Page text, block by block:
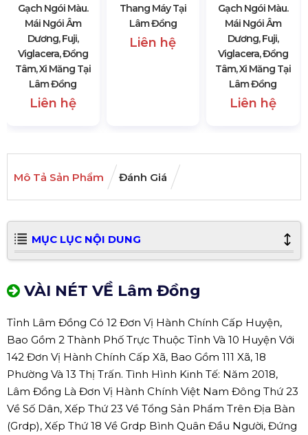
Gạch Ngói Màu.
Mái Ngói Âm
Dương, Fuji,
Viglacera, Đồng
Tâm, Xi Măng Tại
Lâm Đồng
Liên hệ
Thang Máy Tại
Lâm Đồng
Liên hệ
Gạch Ngói Màu.
Mái Ngói Âm
Dương, Fuji,
Viglacera, Đồng
Tâm, Xi Măng Tại
Lâm Đồng
Liên hệ
Mô Tả Sản Phẩm Đánh Giá
MỤC LỤC NỘI DUNG
VÀI NÉT VỀ Lâm Đồng
Tỉnh Lâm Đồng Có 12 Đơn Vị Hành Chính Cấp Huyện,
Bao Gồm 2 Thành Phố Trực Thuộc Tỉnh Và 10 Huyện Với
142 Đơn Vị Hành Chính Cấp Xã, Bao Gồm 111 Xã, 18
Phường Và 13 Thị Trấn. Tình Hình Kinh Tế: Năm 2018,
Lâm Đồng Là Đơn Vị Hành Chính Việt Nam Đông Thứ 23
Về Số Dân, Xếp Thứ 23 Về Tổng Sản Phẩm Trên Địa Bàn
(Grdp), Xếp Thứ 18 Về Grdp Bình Quân Đầu Người, Đứng